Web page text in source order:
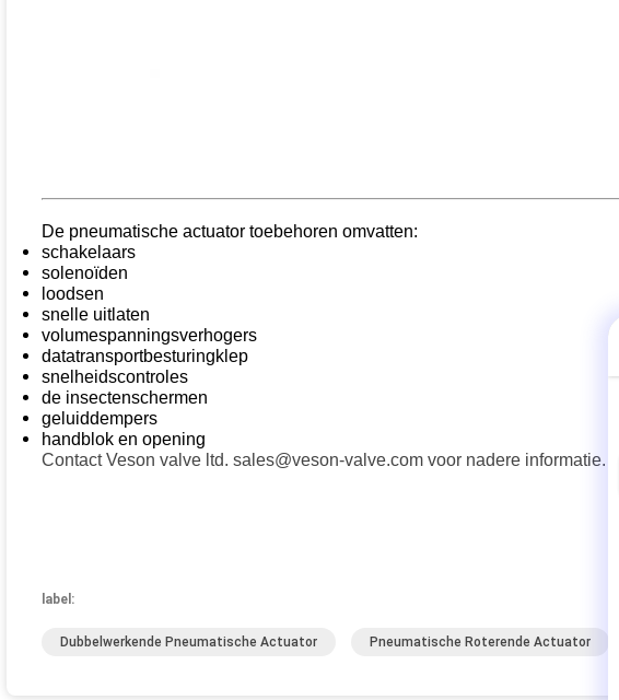
De pneumatische actuator toebehoren omvatten:
schakelaars
solenoïden
loodsen
snelle uitlaten
volumespanningsverhogers
datatransportbesturingklep
snelheidscontroles
de insectenschermen
geluiddempers
handblok en opening
Contact Veson valve ltd. sales@veson-valve.com voor nadere informatie.
label:
Dubbelwerkende Pneumatische Actuator Pneumatische Roterende Actuator